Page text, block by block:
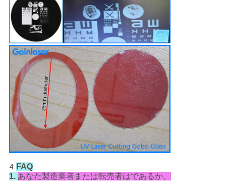
4. FAQ
1. あなた製造業者または転売者はであるか。